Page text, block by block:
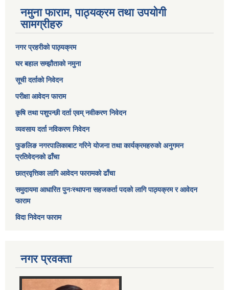
नमुना फाराम, पाठ्यक्रम तथा उपयोगी
सामग्रीहरु
नगर प्रहरीको पाठ्यक्रम
घर बहाल सम्झौताको नमुना
सूची दर्ताको निवेदन
परीक्षा आवेदन फाराम
कृषि तथा पशुपन्छी दर्ता एवम् नवीकरण निवेदन
व्यवसाय दर्ता नविकरण निवेदन
फुङलिङ नगरपालिकाबाट गरिने योजना तथा कार्यक्रमहरुको अनुगमन
प्रतिवेदनको ढाँचा
छात्रवृत्तिका लागि आवेदन फारामको ढाँचा
समुदायमा आधारित पुनःस्थापना सहजकर्ता पदको लागि पाठ्यक्रम र आवेदन
फाराम
विदा निवेदन फाराम
नगर प्रवक्ता